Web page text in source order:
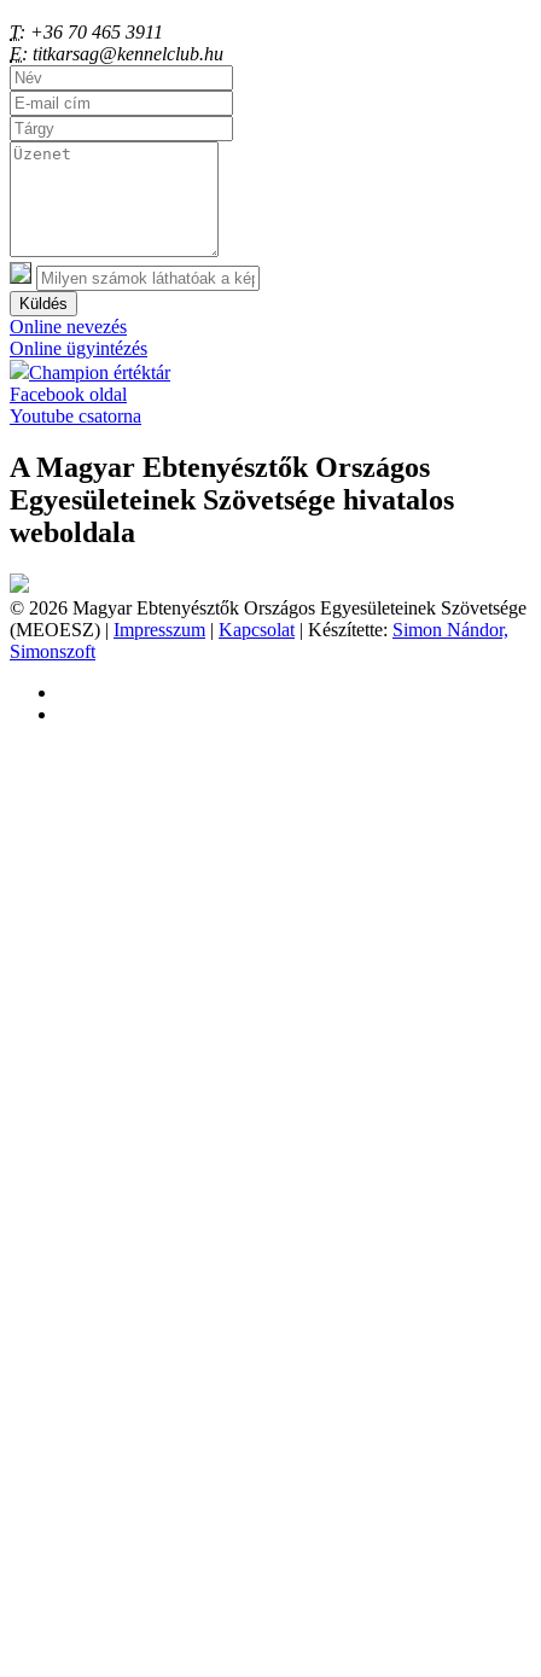
T: +36 70 465 3911
E: titkarsag@kennelclub.hu
Küldés
Online nevezés
Online ügyintézés
Champion értéktár
Facebook oldal
Youtube csatorna
A Magyar Ebtenyésztők Országos
Egyesületeinek Szövetsége hivatalos
weboldala
© 2026 Magyar Ebtenyésztők Országos Egyesületeinek Szövetsége
(MEOESZ) | Impresszum | Kapcsolat | Készítette: Simon Nándor,
Simonszoft